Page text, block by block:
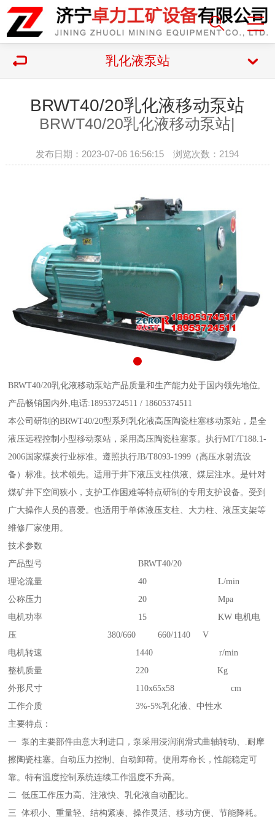
乳化液泵站
BRWT40/20乳化液移动泵站
BRWT40/20乳化液移动泵站|
发布日期：2023-07-06 16:56:15 浏览次数： 2194
BRWT40/20乳化液移动泵站产品质量和生产能力处于国内领先地位,
产品畅销国内外,电话:18953724511 / 18605374511
本公司研制的BRWT40/20型系列乳化液高压陶瓷柱塞移动泵站，是全
液压远程控制小型移动泵站，采用高压陶瓷柱塞泵。执行MT/T188.1-
2006国家煤炭行业标准。遵照执行JB/T8093-1999（高压水射流设
备）标准。技术领先。适用于井下液压支柱供液、煤层注水。是针对
煤矿井下空间狭小，支护工作困难等特点研制的专用支护设备。受到
广大操作人员的喜爱。也适用于单体液压支柱、大力柱、液压支架等
维修厂家使用。
技术参数
产品型号 BRWT40/20
理论流量 40 L/min
公称压力 20 Mpa
电机功率 15 KW 电机电
压 380/660 660/1140 V
电机转速 1440 r/min
整机质量 220 Kg
外形尺寸 110x65x58 cm
工作介质 3%-5%乳化液、中性水
主要特点：
一 泵的主要部件由意大利进口，泵采用浸润润滑式曲轴转动、.耐摩
擦陶瓷柱塞。自动压力控制、自动卸荷。使用寿命长，性能稳定可
靠。特有温度控制系统连续工作温度不升高。
二 低压工作压力高、注液快、乳化液自动配比。
三 体积小、重量轻、结构紧凑、操作灵活、移动方便、节能降耗。